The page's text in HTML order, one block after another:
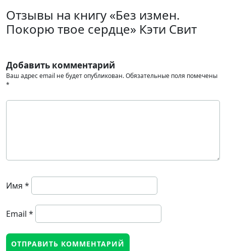
Отзывы на книгу «Без измен.
Покорю твое сердце» Кэти Свит
Добавить комментарий
Ваш адрес email не будет опубликован.Обязательные поля помечены
*
Имя *
Email *